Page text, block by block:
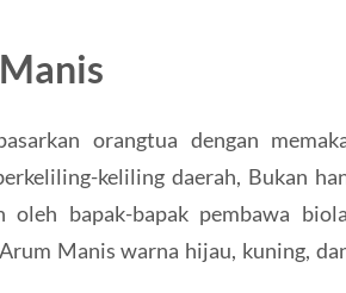
orangtua dengan
keliling daerah, Bukan
oleh bapak-bapak pembawa
Manis warna hijau, kuning,